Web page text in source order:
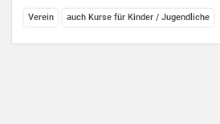
Verein auch Kurse für Kinder / Jugendliche